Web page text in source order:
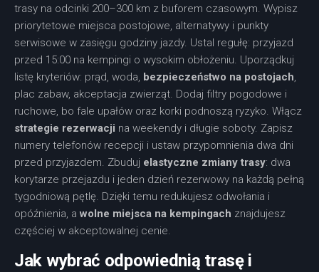
trasy na odcinki 200–300 km z buforem czasowym. Wypisz
priorytetowe miejsca postojowe, alternatywy i punkty
serwisowe w zasięgu godziny jazdy. Ustal regułę: przyjazd
przed 15:00 na kempingi o wysokim obłożeniu. Uporządkuj
listę kryteriów: prąd, woda, bezpieczeństwo na postojach,
plac zabaw, akceptacja zwierząt. Dodaj filtry pogodowe i
ruchowe, bo fale upałów oraz korki podnoszą ryzyko. Włącz
strategie rezerwacji na weekendy i długie soboty. Zapisz
numery telefonów recepcji i ustaw przypomnienia dwa dni
przed przyjazdem. Zbuduj elastyczne zmiany trasy: dwa
korytarze przejazdu i jeden dzień rezerwowy na każdą pełną
tygodniową pętlę. Dzięki temu redukujesz odwołania i
opóźnienia, a wolne miejsca na kempingach znajdujesz
częściej w akceptowalnej cenie.
Jak wybrać odpowiednią trasę i